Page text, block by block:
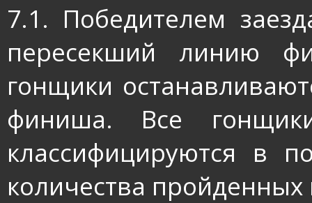
7.1. Победителем
пересекший линию
гонщики
финиша. Все
классифицируются в
количества пройденных